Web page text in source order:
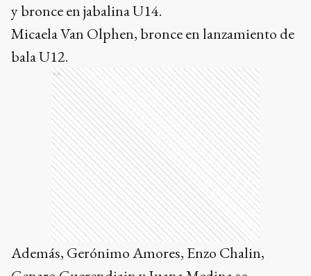
y bronce en jabalina U14.
Micaela Van Olphen, bronce en lanzamiento de
bala U12.
Ads
Además, Gerónimo Amores, Enzo Chalin,